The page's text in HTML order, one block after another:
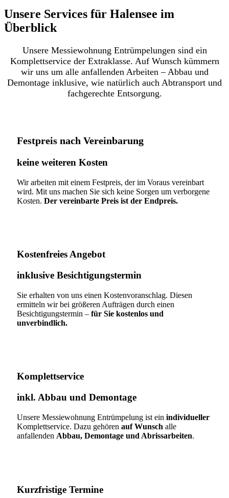
Unsere Services für Halensee im
Überblick​
Unsere Messiewohnung Entrümpelungen sind ein
Komplettservice der Extraklasse. Auf Wunsch kümmern
wir uns um alle anfallenden Arbeiten – Abbau und
Demontage inklusive, wie natürlich auch Abtransport und
fachgerechte Entsorgung.
Festpreis nach Vereinbarung
keine weiteren Kosten
Wir arbeiten mit einem Festpreis, der im Voraus vereinbart
wird. Mit uns machen Sie sich keine Sorgen um verborgene
Kosten. Der vereinbarte Preis ist der Endpreis.
Kostenfreies Angebot
inklusive Besichtigungstermin
Sie erhalten von uns einen Kostenvoranschlag. Diesen
ermitteln wir bei größeren Aufträgen durch einen
Besichtigungstermin – für Sie kostenlos und
unverbindlich.
Komplettservice​
inkl. Abbau und Demontage​
Unsere Messiewohnung Entrümpelung ist ein individueller
Komplettservice. Dazu gehören auf Wunsch alle
anfallenden Abbau, Demontage und Abrissarbeiten.
Kurzfristige Termine​